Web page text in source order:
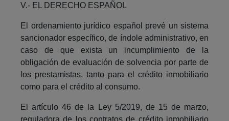
V.- EL DERECHO ESPAÑOL
El ordenamiento jurídico español prevé un sistema
sancionador específico, de índole administrativo, en
caso de que exista un incumplimiento de la
obligación de evaluación de solvencia por parte de
los prestamistas, tanto para el crédito inmobiliario
como para el crédito al consumo.
El artículo 46 de la Ley 5/2019, de 15 de marzo,
reguladora de los contratos de crédito inmobiliario